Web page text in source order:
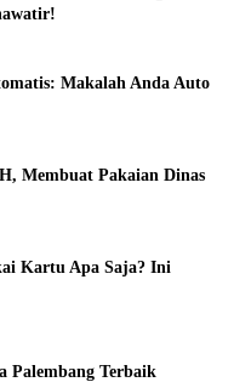
Makalah Anda Auto
Membuat Pakaian Dinas
Kartu Apa Saja? Ini
Palembang Terbaik